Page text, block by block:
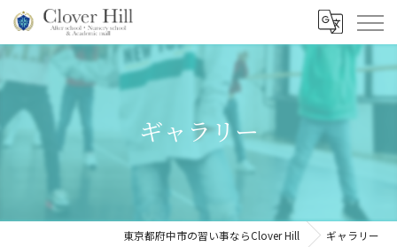
ギャラリー
東京都府中市の習い事ならClover Hill ギャラリー